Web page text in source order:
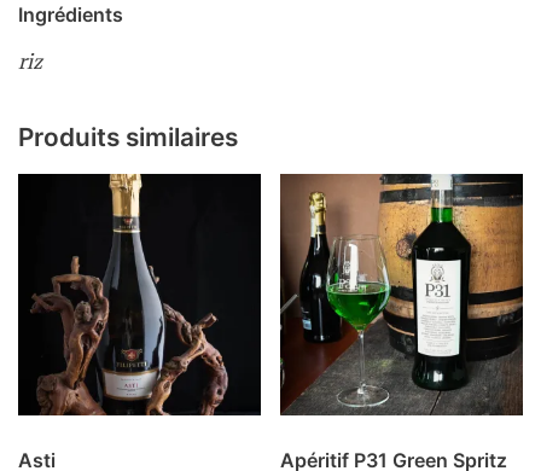
Ingrédients
riz
Produits similaires
Asti
Apéritif P31 Green Spritz